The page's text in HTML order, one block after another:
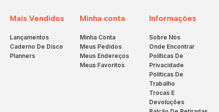
Mais Vendidos
Lançamentos
Caderno De Disco
Planners
Minha conta
Minha Conta
Meus Pedidos
Meus Endereços
Meus Favoritos
Informações
Sobre Nós
Onde Encontrar
Políticas De
Privacidade
Políticas De
Trabalho
Trocas E
Devoluções